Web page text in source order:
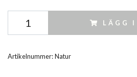
LÄGG I
Artikelnummer:Natur